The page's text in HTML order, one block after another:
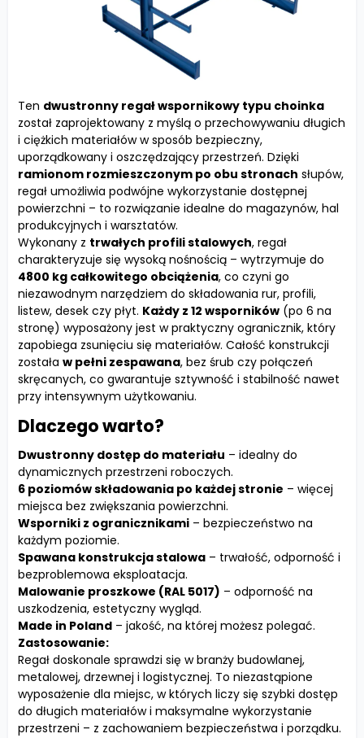
Ten dwustronny regał wspornikowy typu choinka
został zaprojektowany z myślą o przechowywaniu długich
i ciężkich materiałów w sposób bezpieczny,
uporządkowany i oszczędzający przestrzeń. Dzięki
ramionom rozmieszczonym po obu stronach słupów,
regał umożliwia podwójne wykorzystanie dostępnej
powierzchni – to rozwiązanie idealne do magazynów, hal
produkcyjnych i warsztatów.
Wykonany z trwałych profili stalowych, regał
charakteryzuje się wysoką nośnością – wytrzymuje do
4800 kg całkowitego obciążenia, co czyni go
niezawodnym narzędziem do składowania rur, profili,
listew, desek czy płyt. Każdy z 12 wsporników (po 6 na
stronę) wyposażony jest w praktyczny ogranicznik, który
zapobiega zsunięciu się materiałów. Całość konstrukcji
została w pełni zespawana, bez śrub czy połączeń
skręcanych, co gwarantuje sztywność i stabilność nawet
przy intensywnym użytkowaniu.
Dlaczego warto?
Dwustronny dostęp do materiału – idealny do
dynamicznych przestrzeni roboczych.
6 poziomów składowania po każdej stronie – więcej
miejsca bez zwiększania powierzchni.
Wsporniki z ogranicznikami – bezpieczeństwo na
każdym poziomie.
Spawana konstrukcja stalowa – trwałość, odporność i
bezproblemowa eksploatacja.
Malowanie proszkowe (RAL 5017) – odporność na
uszkodzenia, estetyczny wygląd.
Made in Poland – jakość, na której możesz polegać.
Zastosowanie:
Regał doskonale sprawdzi się w branży budowlanej,
metalowej, drzewnej i logistycznej. To niezastąpione
wyposażenie dla miejsc, w których liczy się szybki dostęp
do długich materiałów i maksymalne wykorzystanie
przestrzeni – z zachowaniem bezpieczeństwa i porządku.